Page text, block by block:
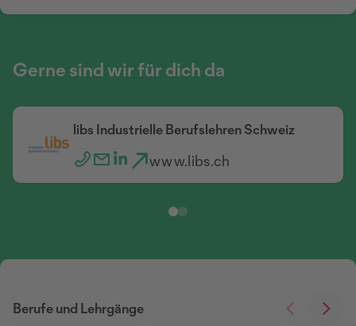
Gerne sind wir für dich da
libs Industrielle Berufslehren Schweiz
www.libs.ch
Berufe und Lehrgänge